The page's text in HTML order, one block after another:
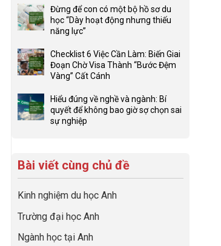
Lợi
thế
4F
sức
mạnh
của
network
đình
trong
định
nghiệp
có
bình
luận
Đầu
tư
hướng
nghiệp
sớm:
Chiến
lược
sinh
quả
nhất
của
những
cha
mẹ
thái
Đừng để con có một bộ hồ sơ du
học “Dày hoạt động nhưng thiếu
năng lực”
có
bình
luận
Đừng
để
con
có
hồ
sơ
học
hoạt
nhưng
Checklist 6 Việc Cần Làm: Biến Giai
Đoạn Chờ Visa Thành “Bước Đệm
Vàng” Cất Cánh
có
bình
luận
Việc
Cần
Biến
Đoạn
Visa
Hiểu đúng về nghề và ngành: Bí
quyết để không bao giờ sợ chọn sai
sự nghiệp
luận
đúng
nghề
ngành:
Bài viết cùng chủ đề
Kinh nghiệm du học Anh
Trường đại học Anh
Ngành học tại Anh